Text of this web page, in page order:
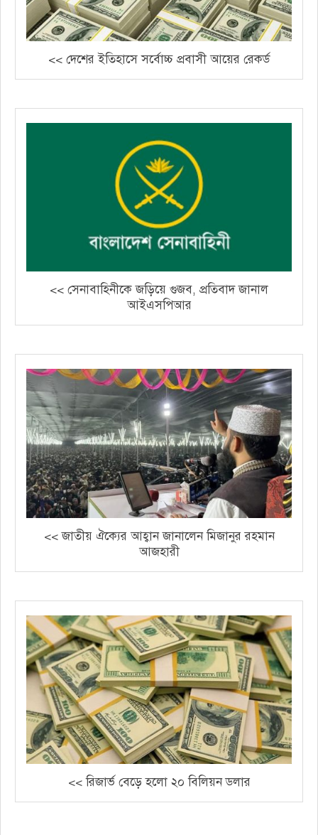
<< দেশের ইতিহাসে সর্বোচ্চ প্রবাসী আয়ের রেকর্ড
<< সেনাবাহিনীকে জড়িয়ে গুজব, প্রতিবাদ জানাল
আইএসপিআর
<< জাতীয় ঐক্যের আহ্বান জানালেন মিজানুর রহমান
আজহারী
<< রিজার্ভ বেড়ে হলো ২০ বিলিয়ন ডলার